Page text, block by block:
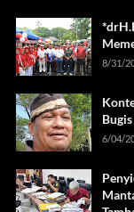
8/31/
Bugis
6/04/